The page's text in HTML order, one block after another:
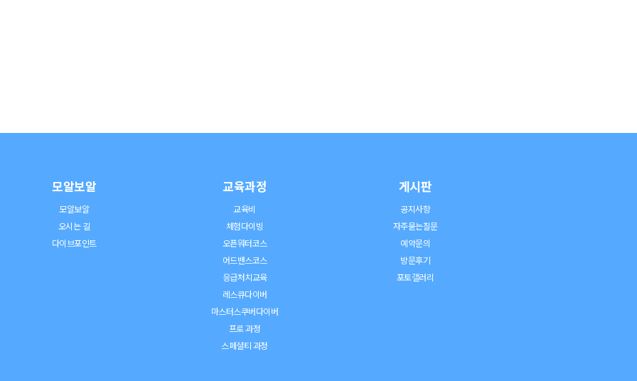
모알보알
모알보알
오시는 길
다이브포인트
교육과정
교육비
체험다이빙
오픈워터코스
어드밴스코스
응급처치교육
레스큐다이버
마스터스쿠버다이버
프로 과정
스페셜티 과정
게시판
공지사항
자주묻는질문
예약문의
방문후기
포토갤러리